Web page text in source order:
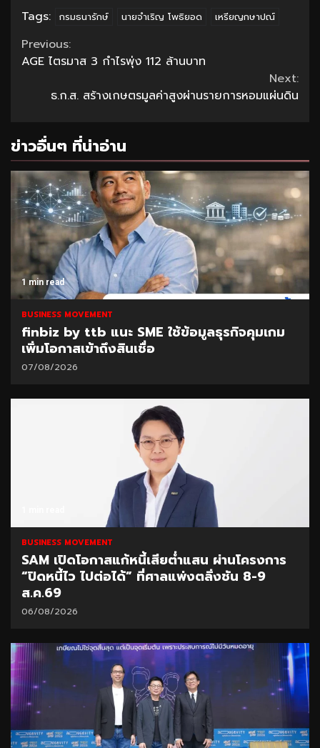
Tags: กรมธนารักษ์ นายจำเริญ โพธิยอด เหรียญกษาปณ์
Continue
Reading
Previous:
AGE ไตรมาส 3 กำไรพุ่ง 112 ล้านบาท
Next:
ธ.ก.ส. สร้างเกษตรมูลค่าสูงผ่านรายการหอมแผ่นดิน
ข่าวอื่นๆ ที่น่าอ่าน
1 min read
BUSINESS MOVEMENT
finbiz by ttb แนะ SME ใช้ข้อมูลธุรกิจคุมเกม
เพิ่มโอกาสเข้าถึงสินเชื่อ
07/08/2026
BUSINESS MOVEMENT
SAM เปิดโอกาสแก้หนี้เสียต่ำแสน ผ่านโครงการ
“ปิดหนี้ไว ไปต่อได้” ที่ศาลแพ่งตลิ่งชัน 8-9
ส.ค.69
06/08/2026